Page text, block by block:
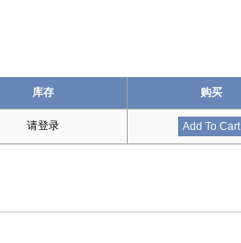
库存 购买
请登录 Add To Cart